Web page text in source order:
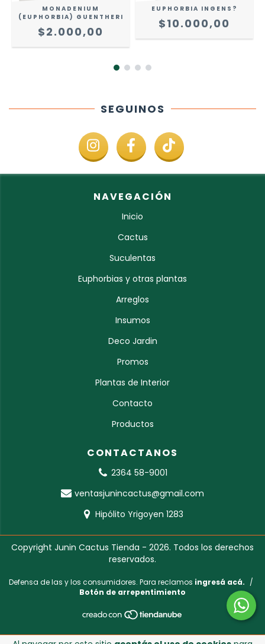
MONADENIUM
(EUPHORBIA) GUENTHERI
$2.000,00
EUPHORBIA INGENS?
$10.000,00
SEGUINOS
NAVEGACIÓN
Inicio
Cactus
Suculentas
Euphorbias y otras plantas
Arreglos
Insumos
Deco Jardin
Promos
Plantas de Interior
Contacto
Productos
CONTACTANOS
2364 58-9001
ventasjunincactus@gmail.com
Hipólito Yrigoyen 1283
Copyright Junin Cactus Tienda - 2026. Todos los derechos
reservados.
Defensa de las y los consumidores. Para reclamos ingresá acá. /
Botón de arrepentimiento